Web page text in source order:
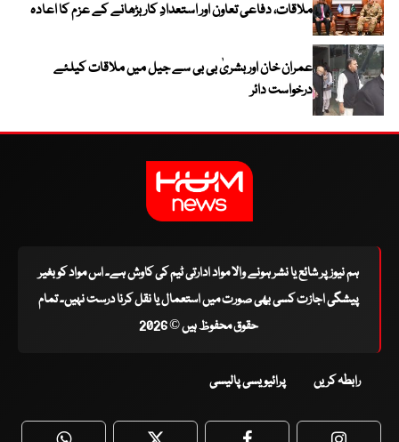
ملاقات، دفاعی تعاون اور استعدادِ کار بڑھانے کے عزم کا اعادہ
عمران خان اور بشریٰ بی بی سے جیل میں ملاقات کیلئے
درخواست دائر
ہم نیوز پر شائع یا نشر ہونے والا مواد ادارتی ٹیم کی کاوش ہے۔ اس مواد کو بغیر
پیشگی اجازت کسی بھی صورت میں استعمال یا نقل کرنا درست نہیں۔ تمام
حقوق محفوظ ہیں © 2026
رابطہ کریں پرائیویسی پالیسی